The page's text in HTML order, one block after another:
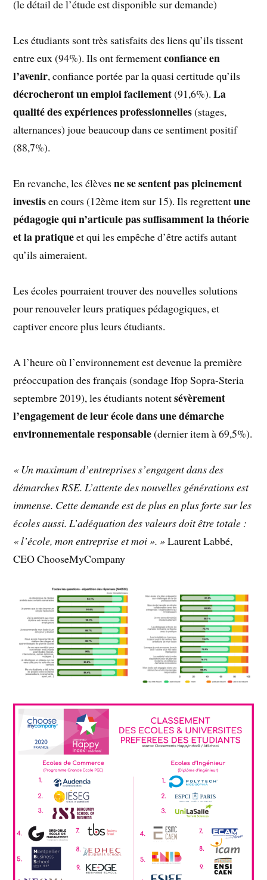
(le détail de l’étude est disponible sur demande)
Les étudiants sont très satisfaits des liens qu’ils tissent
entre eux (94%). Ils ont fermementconfiance en
l’avenir, confiance portée par la quasi certitude qu’ils
décrocheront un emploi facilement(91,6%).La
qualité des expériences professionnelles(stages,
alternances) joue beaucoup dans ce sentiment positif
(88,7%).
En revanche, les élèvesne se sentent pas pleinement
investisen cours (12ème item sur 15). Ils regrettentune
pédagogie qui n’articule pas suffisamment la théorie
et la pratiqueet qui les empêche d’être actifs autant
qu’ils aimeraient.
Les écoles pourraient trouver des nouvelles solutions
pour renouveler leurs pratiques pédagogiques, et
captiver encore plus leurs étudiants.
A l’heure où l’environnement est devenue la première
préoccupation des français (sondage Ifop Sopra-Steria
septembre 2019), les étudiants notentsévèrement
l’engagement de leur école dans une démarche
environnementale responsable(dernier item à 69,5%).
« Un maximum d’entreprises s’engagent dans des
démarches RSE. L’attente des nouvelles générations est
immense. Cette demande est de plus en plus forte sur les
écoles aussi. L’adéquation des valeurs doit être totale :
« l’école, mon entreprise et moi ». »Laurent Labbé,
CEO ChooseMyCompany